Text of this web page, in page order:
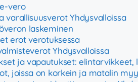
vero
varallisuusverot Yhdysvalloissa
laskeminen
erot verotuksessa
Yhdysvalloissa
ja vapautukset: elintarvikkeet,
joissa on korkein ja matalin